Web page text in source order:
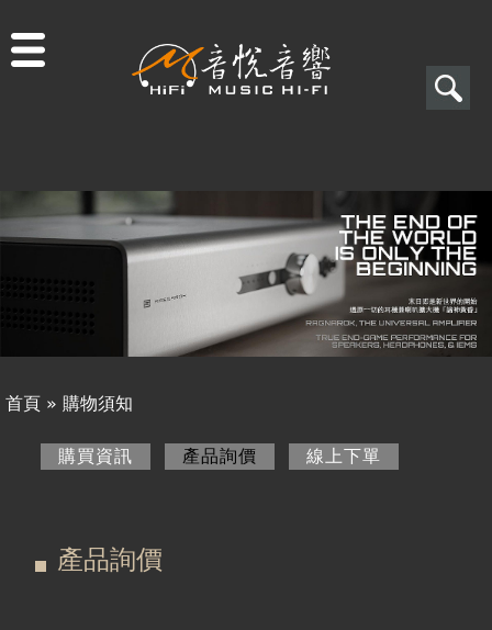
搜
表
單
搜
尋
商品一覽
二手專區
視聽專欄
購物須知
購買資訊
您
首頁 » 購物須知
購買資訊 產品詢價 (作用中頁籤)
線上下單
產品詢價